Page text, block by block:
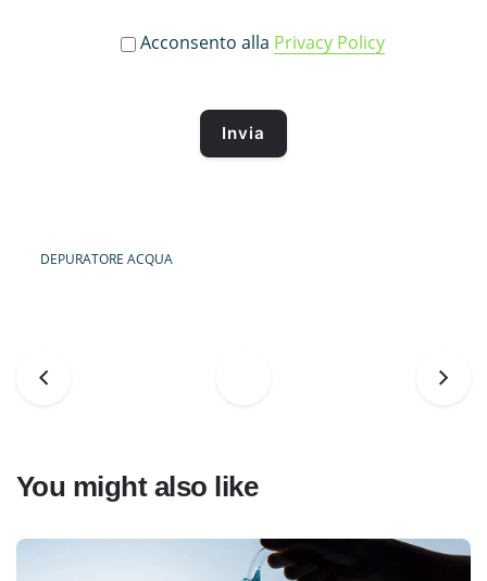
Acconsento alla Privacy Policy
DEPURATORE ACQUA
You might also like